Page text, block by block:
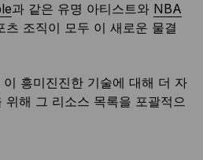
과 같은 유명 아티스트와 NBA
츠 조직이 모두 이 새로운 물결
흥미진진한 기술에 대해 더 자
해 그 리소스 목록을 포괄적으